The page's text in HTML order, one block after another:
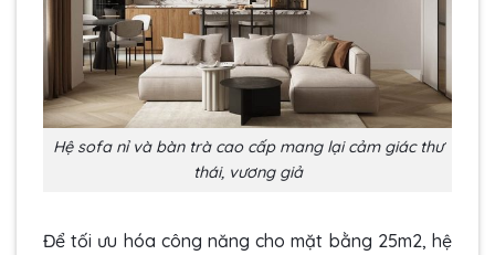
Hệ sofa nỉ và bàn trà cao cấp mang lại cảm giác thư
thái, vương giả
Để tối ưu hóa công năng cho mặt bằng 25m2, hệ